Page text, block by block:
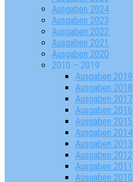
Ausgaben 2024
Ausgaben 2023
Ausgaben 2022
Ausgaben 2021
Ausgaben 2020
2010 – 2019
Ausgaben 2019
Ausgaben 2018
Ausgaben 2017
Ausgaben 2016
Ausgaben 2015
Ausgaben 2014
Ausgaben 2013
Ausgaben 2012
Ausgaben 2011
Ausgaben 2010